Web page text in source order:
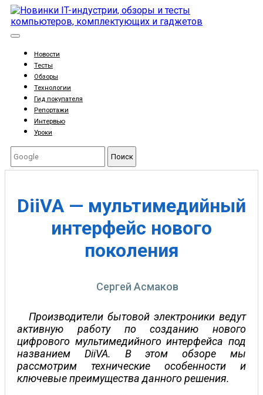
Новости
Тесты
Обзоры
Технологии
Гид покупателя
Репортажи
Интервью
Уроки
Поиск
DiiVA — мультимедийный
интерфейс нового
поколения
Сергей Асмаков
Производители бытовой электроники ведут
активную работу по созданию нового
цифрового мультимедийного интерфейса под
названием DiiVA. В этом обзоре мы
рассмотрим технические особенности и
ключевые преимущества данного решения.